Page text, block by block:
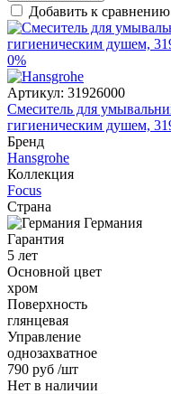
Добавить к сравнению
0%
Артикул: 31926000
Смеситель для
гигиеническим душем,
Бренд
Hansgrohe
Коллекция
Focus
Страна
Германия
Гарантия
5 лет
Основной цвет
хром
Поверхность
глянцевая
Управление
однозахватное
790 руб /шт
Нет в наличии